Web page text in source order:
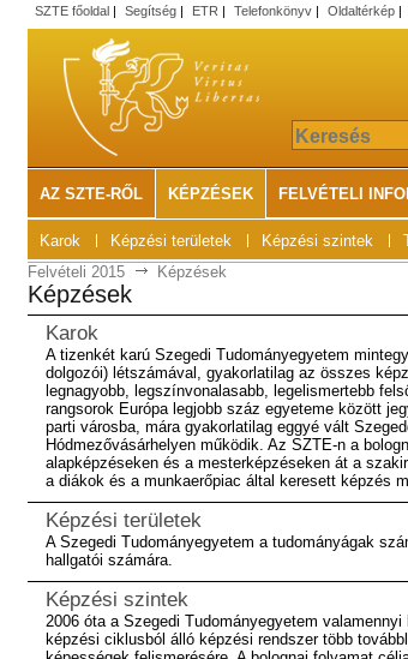
SZTE főoldal | Segítség | ETR | Telefonkönyv | Oldaltérkép |
AZ SZTE-RŐL KÉPZÉSEK
Karok Képzési területek Képzési szintek
FELVÉTELI
Felvételi 2015 Képzések
Képzések
Karok
A tizenkét karú Szegedi Tudományegyetem
dolgozói) létszámával, gyakorlatilag az összes
legnagyobb, legszínvonalasabb, legelismertebb
rangsorok Európa legjobb száz egyeteme között
parti városba, mára gyakorlatilag eggyé vált
Hódmezővásárhelyen működik. Az SZTE-n a
alapképzéseken és a mesterképzéseken át a
a diákok és a munkaerőpiac által keresett képzés
Képzési területek
A Szegedi Tudományegyetem a tudományágak
hallgatói számára.
Képzési szintek
2006 óta a Szegedi Tudományegyetem
képzési ciklusból álló képzési rendszer több